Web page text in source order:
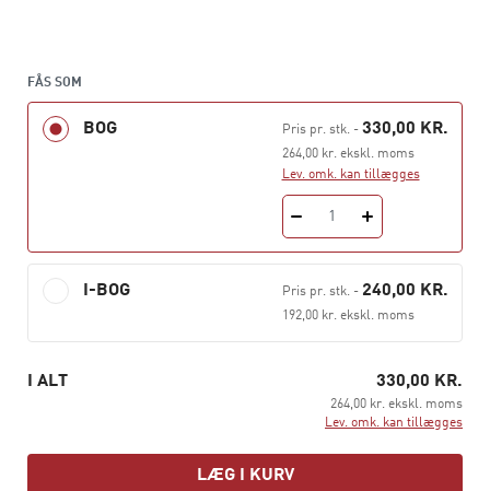
kommer til syne i de fortolkninger, vi med teori kan lave
om praksis, og i de udfordringer praksis stiller til
teorien og empirien.
henvender sig både til
studerende og til forskere, der undersøger den
pædagogiske virkelighed, hvori dannelse er central.
FÅS SOM
BOG Pris pr. stk.- 330,00 KR.
264,00 kr. ekskl. moms
Lev. omk. kan tillægges
1
I-BOG Pris pr. stk.- 240,00 KR.
192,00 kr. ekskl. moms
I ALT 330,00 KR.
264,00 kr. ekskl. moms
Lev. omk. kan tillægges
LÆG I KURV